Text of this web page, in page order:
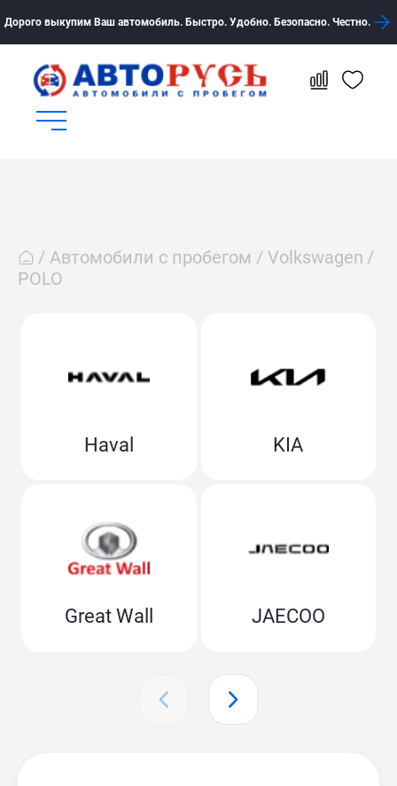
Дорого выкупим Ваш автомобиль. Быстро. Удобно. Безопасно. Честно.
Автомобили с пробегом
Volkswagen
POLO
Haval KIA
Great Wall JAECOO